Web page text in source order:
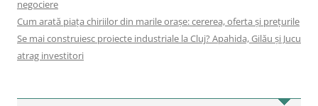
negociere
Cum arată piața chiriilor din marile orașe: cererea, oferta și prețurile
Se mai construiesc proiecte industriale la Cluj? Apahida, Gilău și Jucu
atrag investitori